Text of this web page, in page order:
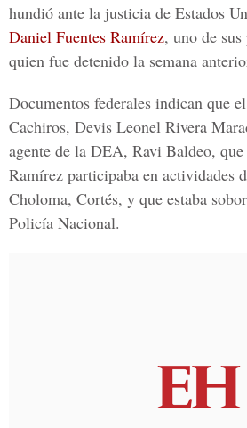
hundió ante la justicia de Estados
Daniel Fuentes Ramírez, uno de
quien fue detenido la semana
Documentos federales indican que
Cachiros, Devis Leonel Rivera
agente de la DEA, Ravi Baldeo,
Ramírez participaba en actividades
Choloma, Cortés, y que estaba
Policía Nacional.